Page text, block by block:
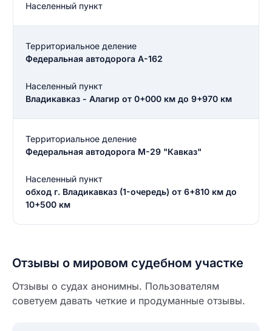
Населенный пункт
Территориальное деление
Федеральная автодорога А-162
Населенный пункт
Владикавказ - Алагир от 0+000 км до 9+970 км
Территориальное деление
Федеральная автодорога М-29 "Кавказ"
Населенный пункт
обход г. Владикавказ (1-очередь) от 6+810 км до
10+500 км
Отзывы о мировом судебном участке
Отзывы о судах анонимны. Пользователям
советуем давать четкие и продуманные отзывы.
Введите свое имя
Введите свой e-mail